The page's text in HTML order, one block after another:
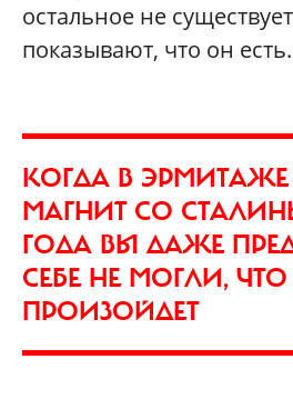
остальное не
показывают, что он есть.
КОГДА В
МАГНИТ СО
ГОДА ВЫ ДАЖЕ
СЕБЕ НЕ МОГЛИ,
ПРОИЗОЙДЕТ